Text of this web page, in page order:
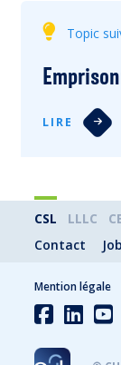
Topic
LIRE
CSL LLLC
Contact
Mention légale